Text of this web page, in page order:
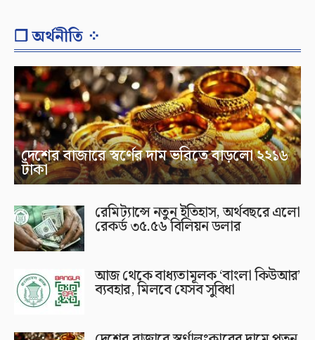
❐ অর্থনীতি ⁘
দেশের বাজারে স্বর্ণের দাম ভরিতে বাড়লো ২২১৬
টাকা
রেমিট্যান্সে নতুন ইতিহাস, অর্থবছরে এলো
রেকর্ড ৩৫.৫৬ বিলিয়ন ডলার
আজ থেকে বাধ্যতামূলক ‘বাংলা কিউআর’
ব্যবহার, মিলবে যেসব সুবিধা